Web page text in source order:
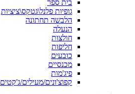
בית ספר
גופיות פלנל\גטקס\ציציות
הלבשה תחתונה
הנעלה
חולצות
חליפות
כובעים
מכנסיים
פיג'מות
קפוצ'ונים/מעילים/ג'קטים